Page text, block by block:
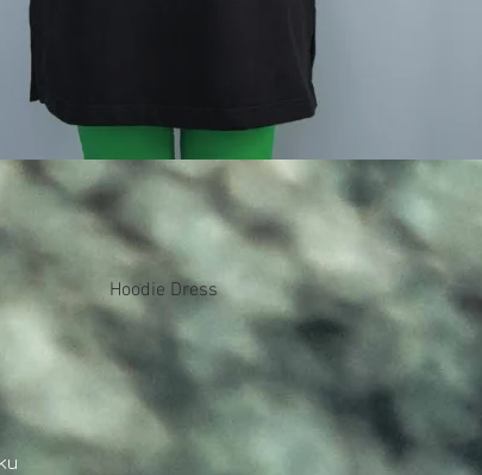
Podgląd
Hoodie Dress